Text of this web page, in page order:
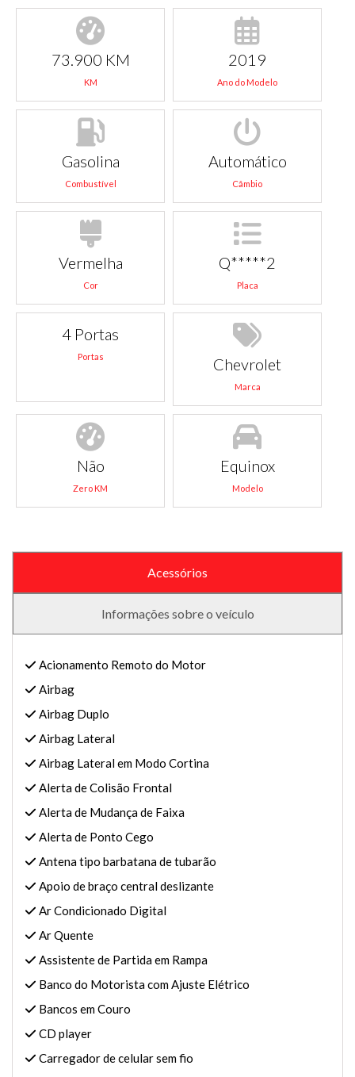
73.900 KM
KM
2019
Ano do Modelo
Gasolina
Combustível
Automático
Câmbio
Vermelha
Cor
Q*****2
Placa
4 Portas
Portas Chevrolet
Marca
Não
Zero KM
Equinox
Modelo
Acessórios
Informações sobre o veículo
Acionamento Remoto do Motor
Airbag
Airbag Duplo
Airbag Lateral
Airbag Lateral em Modo Cortina
Alerta de Colisão Frontal
Alerta de Mudança de Faixa
Alerta de Ponto Cego
Antena tipo barbatana de tubarão
Apoio de braço central deslizante
Ar Condicionado Digital
Ar Quente
Assistente de Partida em Rampa
Banco do Motorista com Ajuste Elétrico
Bancos em Couro
CD player
Carregador de celular sem fio